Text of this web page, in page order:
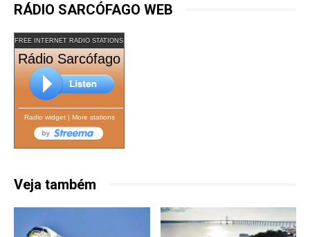
RÁDIO SARCÓFAGO WEB
FREE INTERNET RADIO STATIONS
Rádio Sarcófago
Radio widget| More stations
Veja também